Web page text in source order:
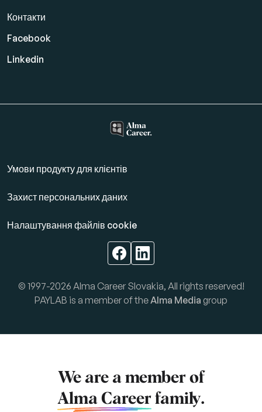
Контакти
Facebook
Linkedin
Умови продукту для клієнтів
Захист персональних даних
Налаштування файлів cookie
© 1997-2026 Alma Career Slovakia, All rights reserved!
PAYLAB is a member of the Alma Media group
We are a member of
Alma Career family.